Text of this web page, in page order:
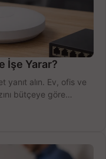
İşe Yarar?
yanıt alın. Ev, ofis ve
bütçeye göre